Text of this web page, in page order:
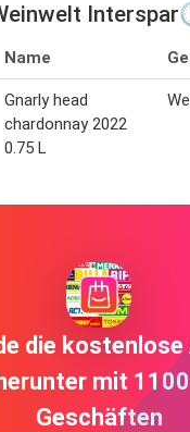
Name
Gnarly head
chardonnay 2022
0.75 L
die kostenlose
herunter mit
Geschäften